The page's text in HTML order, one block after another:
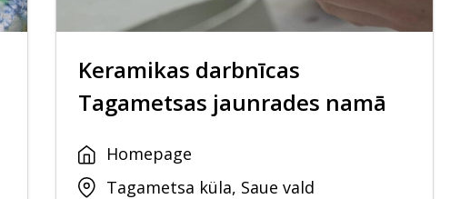
Keramikas darbnīcas
Tagametsas jaunrades namā
Homepage
Tagametsa küla, Saue vald